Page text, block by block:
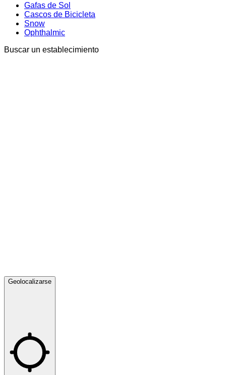
Gafas de Sol
Cascos de Bicicleta
Snow
Ophthalmic
Buscar un establecimiento
Geolocalizarse